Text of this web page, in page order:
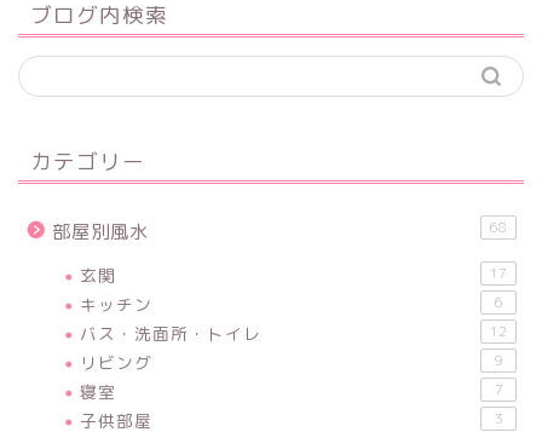
ブログ内検索
カテゴリー
部屋別風水 68
玄関 17
キッチン 6
バス・洗面所・トイレ 12
リビング 9
寝室 7
子供部屋 3